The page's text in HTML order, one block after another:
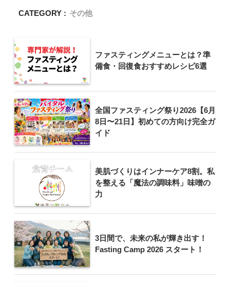
CATEGORY : その他
ファスティングメニューとは？準
備食・回復食おすすめレシピ6選
全国ファスティング祭り2026【6月
8日〜21日】初めての方向け完全ガ
イド
美肌づくりはインナーケア8割。私
を整える「魔法の調味料」味噌の
力
3日間で、未来の私が輝き出す！
Fasting Camp 2026 スタート！